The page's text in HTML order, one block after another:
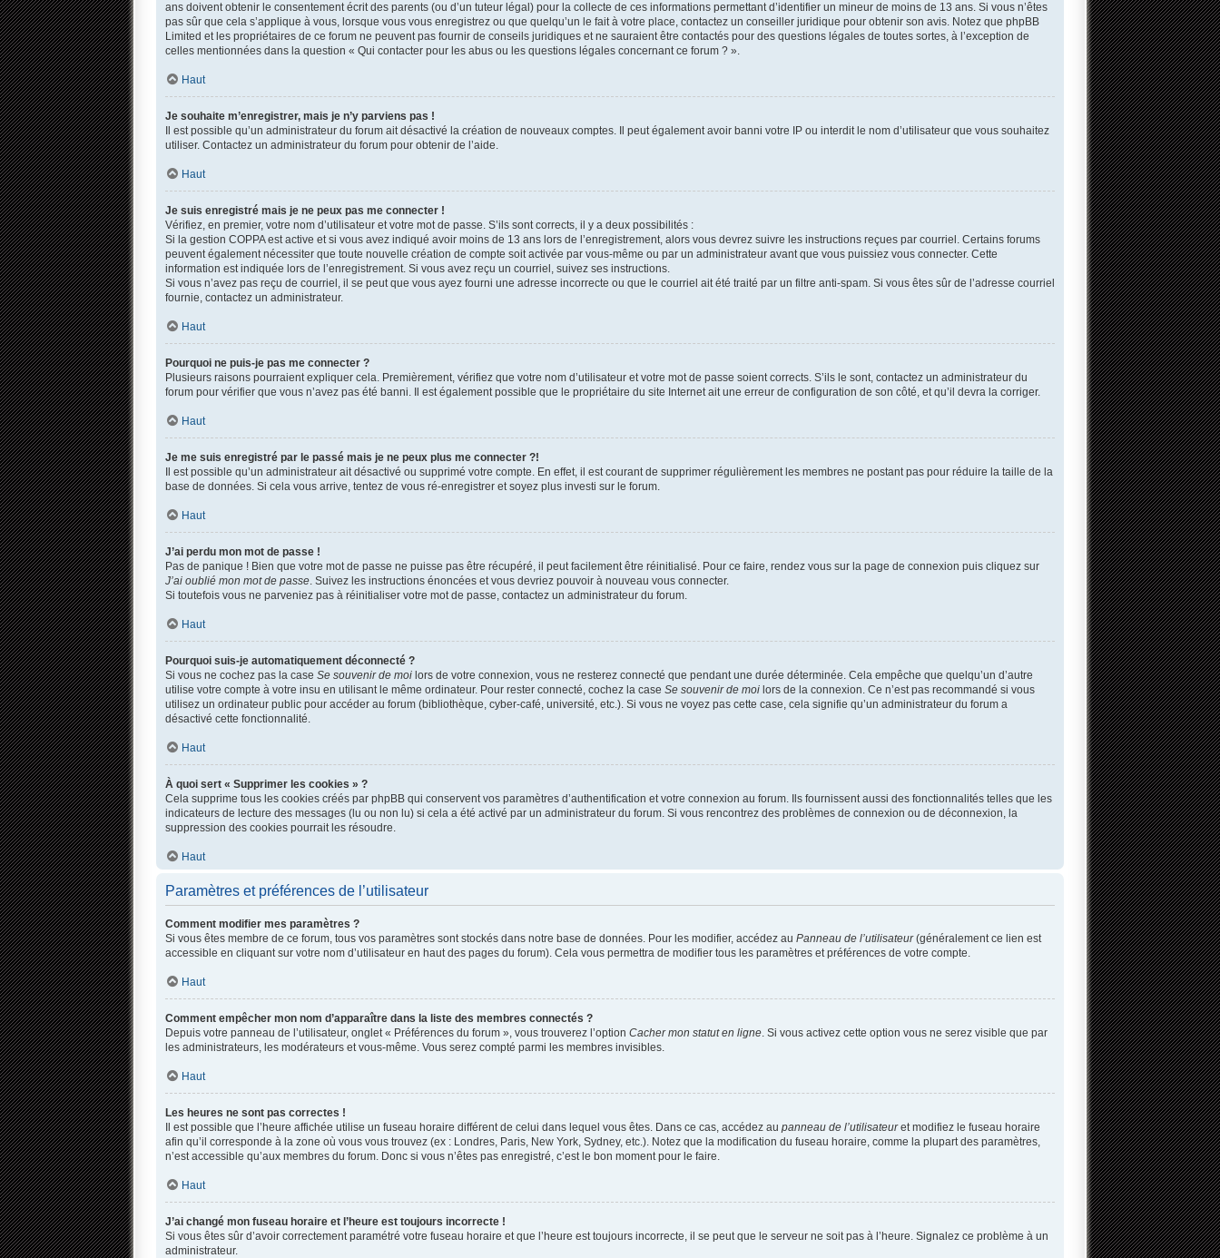
ans doivent obtenir le consentement écrit des parents (ou d’un tuteur légal) pour la collecte de ces informations permettant d’identifier un mineur de moins de 13 ans. Si vous n’êtes
pas sûr que cela s’applique à vous, lorsque vous vous enregistrez ou que quelqu’un le fait à votre place, contactez un conseiller juridique pour obtenir son avis. Notez que phpBB
Limited et les propriétaires de ce forum ne peuvent pas fournir de conseils juridiques et ne sauraient être contactés pour des questions légales de toutes sortes, à l’exception de
celles mentionnées dans la question « Qui contacter pour les abus ou les questions légales concernant ce forum ? ».
Haut
Je souhaite m’enregistrer, mais je n’y parviens pas !
Il est possible qu’un administrateur du forum ait désactivé la création de nouveaux comptes. Il peut également avoir banni votre IP ou interdit le nom d’utilisateur que vous souhaitez
utiliser. Contactez un administrateur du forum pour obtenir de l’aide.
Haut
Je suis enregistré mais je ne peux pas me connecter !
Vérifiez, en premier, votre nom d’utilisateur et votre mot de passe. S’ils sont corrects, il y a deux possibilités :
Si la gestion COPPA est active et si vous avez indiqué avoir moins de 13 ans lors de l’enregistrement, alors vous devrez suivre les instructions reçues par courriel. Certains forums
peuvent également nécessiter que toute nouvelle création de compte soit activée par vous-même ou par un administrateur avant que vous puissiez vous connecter. Cette
information est indiquée lors de l’enregistrement. Si vous avez reçu un courriel, suivez ses instructions.
Si vous n’avez pas reçu de courriel, il se peut que vous ayez fourni une adresse incorrecte ou que le courriel ait été traité par un filtre anti-spam. Si vous êtes sûr de l’adresse courriel
fournie, contactez un administrateur.
Haut
Pourquoi ne puis-je pas me connecter ?
Plusieurs raisons pourraient expliquer cela. Premièrement, vérifiez que votre nom d’utilisateur et votre mot de passe soient corrects. S’ils le sont, contactez un administrateur du
forum pour vérifier que vous n’avez pas été banni. Il est également possible que le propriétaire du site Internet ait une erreur de configuration de son côté, et qu’il devra la corriger.
Haut
Je me suis enregistré par le passé mais je ne peux plus me connecter ?!
Il est possible qu’un administrateur ait désactivé ou supprimé votre compte. En effet, il est courant de supprimer régulièrement les membres ne postant pas pour réduire la taille de la
base de données. Si cela vous arrive, tentez de vous ré-enregistrer et soyez plus investi sur le forum.
Haut
J’ai perdu mon mot de passe !
Pas de panique ! Bien que votre mot de passe ne puisse pas être récupéré, il peut facilement être réinitialisé. Pour ce faire, rendez vous sur la page de connexion puis cliquez sur
J’ai oublié mon mot de passe. Suivez les instructions énoncées et vous devriez pouvoir à nouveau vous connecter.
Si toutefois vous ne parveniez pas à réinitialiser votre mot de passe, contactez un administrateur du forum.
Haut
Pourquoi suis-je automatiquement déconnecté ?
Si vous ne cochez pas la case Se souvenir de moi lors de votre connexion, vous ne resterez connecté que pendant une durée déterminée. Cela empêche que quelqu’un d’autre
utilise votre compte à votre insu en utilisant le même ordinateur. Pour rester connecté, cochez la case Se souvenir de moi lors de la connexion. Ce n’est pas recommandé si vous
utilisez un ordinateur public pour accéder au forum (bibliothèque, cyber-café, université, etc.). Si vous ne voyez pas cette case, cela signifie qu’un administrateur du forum a
désactivé cette fonctionnalité.
Haut
À quoi sert « Supprimer les cookies » ?
Cela supprime tous les cookies créés par phpBB qui conservent vos paramètres d’authentification et votre connexion au forum. Ils fournissent aussi des fonctionnalités telles que les
indicateurs de lecture des messages (lu ou non lu) si cela a été activé par un administrateur du forum. Si vous rencontrez des problèmes de connexion ou de déconnexion, la
suppression des cookies pourrait les résoudre.
Haut
Paramètres et préférences de l’utilisateur
Comment modifier mes paramètres ?
Si vous êtes membre de ce forum, tous vos paramètres sont stockés dans notre base de données. Pour les modifier, accédez au Panneau de l’utilisateur(généralement ce lien est
accessible en cliquant sur votre nom d’utilisateur en haut des pages du forum). Cela vous permettra de modifier tous les paramètres et préférences de votre compte.
Haut
Comment empêcher mon nom d’apparaître dans la liste des membres connectés ?
Depuis votre panneau de l’utilisateur, onglet « Préférences du forum », vous trouverez l’option Cacher mon statut en ligne. Si vous activez cette option vous ne serez visible que par
les administrateurs, les modérateurs et vous-même. Vous serez compté parmi les membres invisibles.
Haut
Les heures ne sont pas correctes !
Il est possible que l’heure affichée utilise un fuseau horaire différent de celui dans lequel vous êtes. Dans ce cas, accédez au panneau de l’utilisateuret modifiez le fuseau horaire
afin qu’il corresponde à la zone où vous vous trouvez (ex : Londres, Paris, New York, Sydney, etc.). Notez que la modification du fuseau horaire, comme la plupart des paramètres,
n’est accessible qu’aux membres du forum. Donc si vous n’êtes pas enregistré, c’est le bon moment pour le faire.
Haut
J’ai changé mon fuseau horaire et l’heure est toujours incorrecte !
Si vous êtes sûr d’avoir correctement paramétré votre fuseau horaire et que l’heure est toujours incorrecte, il se peut que le serveur ne soit pas à l’heure. Signalez ce problème à un
administrateur.